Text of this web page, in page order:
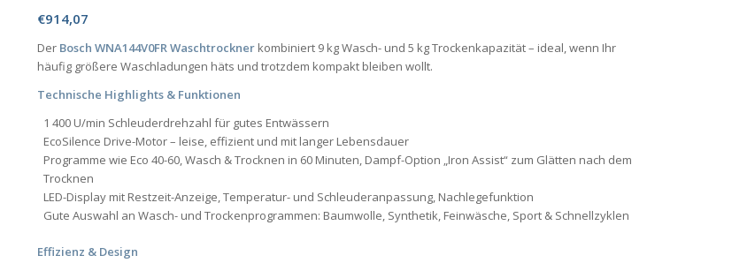
€914,07
Der Bosch WNA144V0FR Waschtrockner kombiniert 9 kg Wasch- und 5 kg Trockenkapazität – ideal, wenn Ihr
häufig größere Waschladungen häts und trotzdem kompakt bleiben wollt.
Technische Highlights & Funktionen
1 400 U/min Schleuderdrehzahl für gutes Entwässern
EcoSilence Drive-Motor – leise, effizient und mit langer Lebensdauer
Programme wie Eco 40-60, Wasch & Trocknen in 60 Minuten, Dampf-Option „Iron Assist“ zum Glätten nach dem
Trocknen
LED-Display mit Restzeit-Anzeige, Temperatur- und Schleuderanpassung, Nachlegefunktion
Gute Auswahl an Wasch- und Trockenprogrammen: Baumwolle, Synthetik, Feinwäsche, Sport & Schnellzyklen
Effizienz & Design